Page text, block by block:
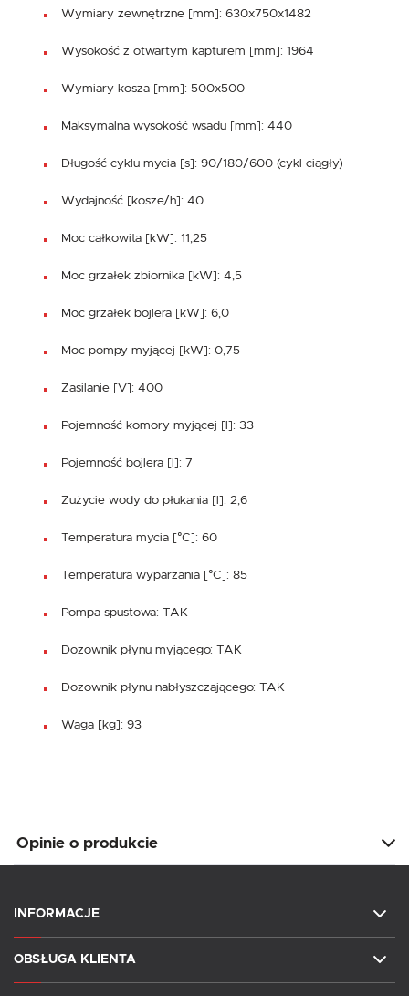
Wymiary zewnętrzne [mm]: 630x750x1482
Wysokość z otwartym kapturem [mm]: 1964
Wymiary kosza [mm]: 500x500
Maksymalna wysokość wsadu [mm]: 440
Długość cyklu mycia [s]: 90/180/600 (cykl ciągły)
Wydajność [kosze/h]: 40
Moc całkowita [kW]: 11,25
Moc grzałek zbiornika [kW]: 4,5
Moc grzałek bojlera [kW]: 6,0
Moc pompy myjącej [kW]: 0,75
Zasilanie [V]: 400
Pojemność komory myjącej [l]: 33
Pojemność bojlera [l]: 7
Zużycie wody do płukania [l]: 2,6
Temperatura mycia [°C]: 60
Temperatura wyparzania [°C]: 85
Pompa spustowa: TAK
Dozownik płynu myjącego: TAK
Dozownik płynu nabłyszczającego: TAK
Waga [kg]: 93
Opinie o produkcie
INFORMACJE
OBSŁUGA KLIENTA